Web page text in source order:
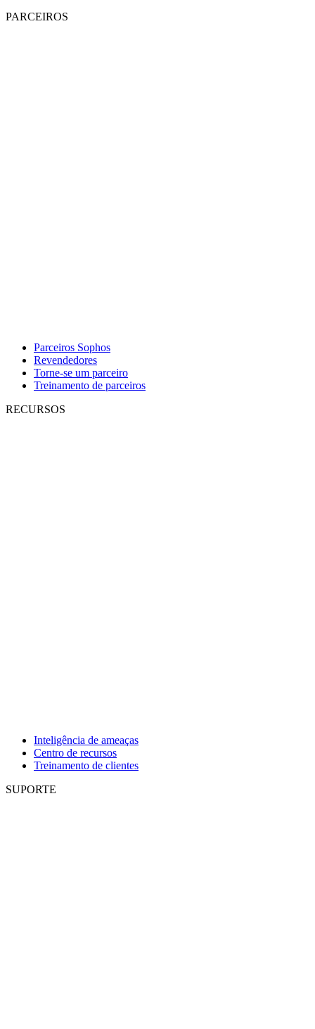
PARCEIROS
Parceiros Sophos
Revendedores
Torne-se um parceiro
Treinamento de parceiros
RECURSOS
Inteligência de ameaças
Centro de recursos
Treinamento de clientes
SUPORTE